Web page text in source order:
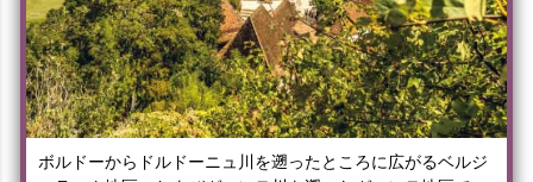
ボルドーからドルドーニュ川を遡ったところに広がるベルジ